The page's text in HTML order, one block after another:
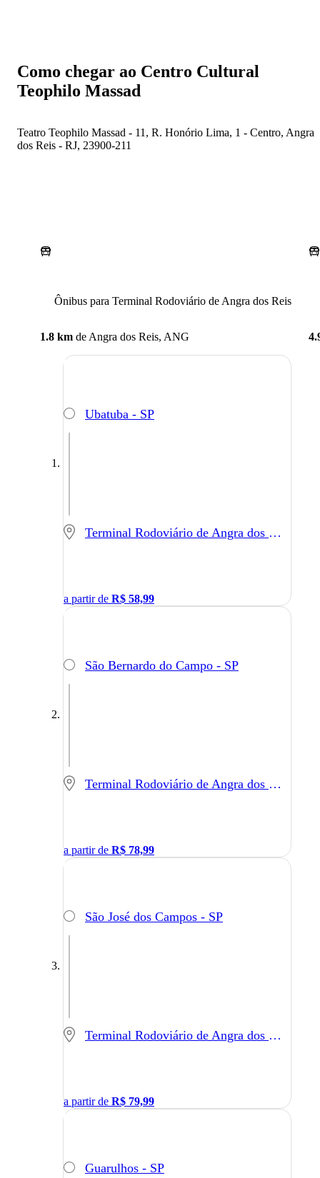
Como chegar ao Centro Cultural
Teophilo Massad
Teatro Teophilo Massad - 11, R. Honório Lima, 1 - Centro, Angra
dos Reis - RJ, 23900-211
Ônibus para Terminal Rodoviário de Angra dos Reis
1.8 km de Angra dos Reis, ANG
Ubatuba - SP
Terminal Rodoviário de Angra dos Reis - Angra dos Reis - RJ
a partir de R$ 58,99
São Bernardo do Campo - SP
Terminal Rodoviário de Angra dos Reis - Angra dos Reis - RJ
a partir de R$ 78,99
São José dos Campos - SP
Terminal Rodoviário de Angra dos Reis - Angra dos Reis - RJ
a partir de R$ 79,99
Guarulhos - SP